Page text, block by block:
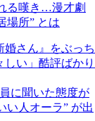
る嘆き…漫才劇
場所” とは
婚さん』をぶっち
い」酷評ばかり
に聞いた態度が
い人オーラ” が出